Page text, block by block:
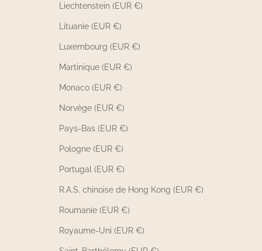
Liechtenstein (EUR €)
Lituanie (EUR €)
Luxembourg (EUR €)
Martinique (EUR €)
Monaco (EUR €)
Norvège (EUR €)
Pays-Bas (EUR €)
Pologne (EUR €)
Portugal (EUR €)
R.A.S. chinoise de Hong Kong (EUR €)
Roumanie (EUR €)
Royaume-Uni (EUR €)